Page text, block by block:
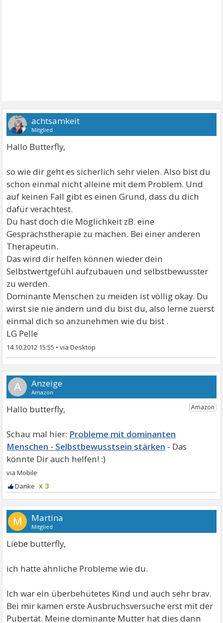
achtsamkeit
Mitglied
Hallo Butterfly,
so wie dir geht es sicherlich sehr vielen. Also bist du
schon einmal nicht alleine mit dem Problem. Und
auf keinen Fall gibt es einen Grund, dass du dich
dafür verachtest.
Du hast doch die Möglichkeit zB. eine
Gesprächstherapie zu machen. Bei einer anderen
Therapeutin.
Das wird dir helfen können wieder dein
Selbstwertgefühl aufzubauen und selbstbewusster
zu werden.
Dominante Menschen zu meiden ist völlig okay. Du
wirst sie nie ändern und du bist du, also lerne zuerst
einmal dich so anzunehmen wie du bist .
LG Pelle
14.10.2012 15:55 •
A
Hallo butterfly,
Probleme mit dominanten
Menschen - Selbstbewusstsein stärken
x 3
M Martina
Mitglied
Liebe butterfly,
ich hatte ähnliche Probleme wie du.
Ich war ein überbehütetes Kind und auch sehr brav.
Bei mir kamen erste Ausbruchsversuche erst mit der
Pubertät. Meine dominante Mutter hat dies dann